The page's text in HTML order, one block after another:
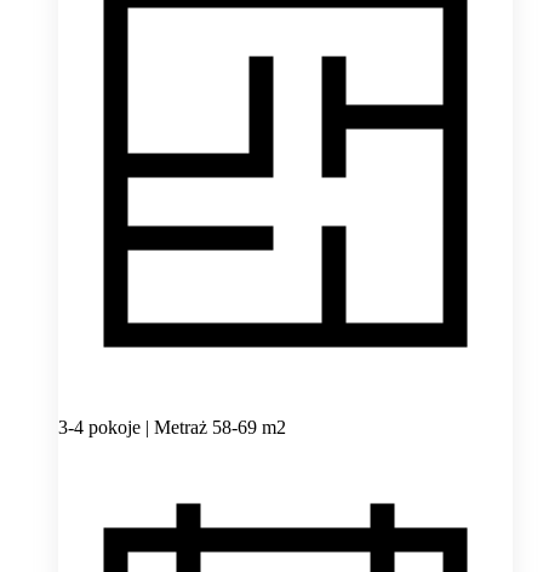
3-4 pokoje | Metraż 58-69 m2